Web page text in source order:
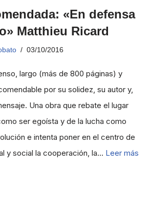
«En defensa
Matthieu Ricard
03/10/2016
largo (más de 800 páginas) y
por su solidez, su autor y,
Una obra que rebate el lugar
ser egoísta y de la lucha como
e intenta poner en el centro de
y social la cooperación, la… Leer más